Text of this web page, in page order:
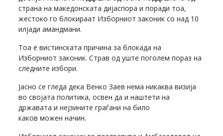
страна на македонската дијаспора и поради тоа,
жестоко го блокираат Изборниот законик со над 10
илјади амандмани.
Тоа е вистинската причина за блокада на
Изборниот законик. Страв од уште поголем пораз на
следните избори.
Јасно се гледа дека Венко Заев нема никаква визија
во својата политика, освен да и наштети на
државата и нејзините граѓани на било
каков можен начин.